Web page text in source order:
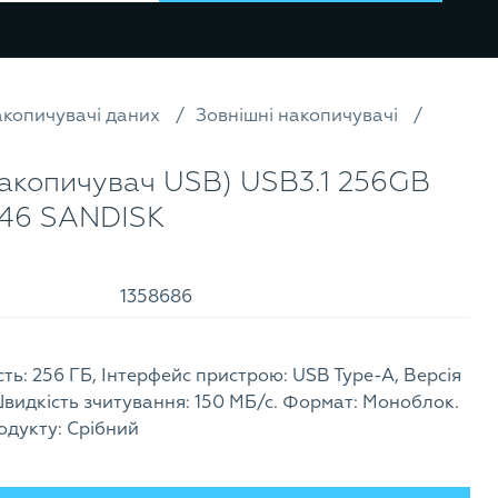
даних Зовнішні накопичувачі
USB) USB3.1 256GB
SANDISK
1358686
256 ГБ, Інтерфейс пристрою: USB Type-A, Версія
зчитування: 150 МБ/с. Формат: Моноблок.
Cрібний